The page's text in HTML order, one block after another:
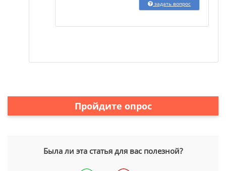
задать вопрос
Пройдите опрос
Была ли эта статья для вас полезной?